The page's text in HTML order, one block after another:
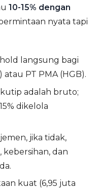
10-15% dengan
nyata tapi
langsung bagi
atau PT PMA (HGB).
adalah bruto;
dikelola
jika tidak,
kebersihan, dan
kuat (6,95 juta